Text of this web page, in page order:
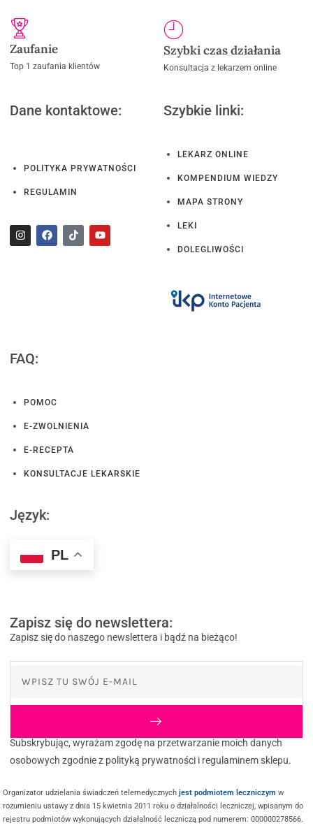
Zaufanie
Top 1 zaufania klientów
Szybki czas działania
Konsultacja z lekarzem online
Dane kontaktowe:
POLITYKA PRYWATNOŚCI
REGULAMIN
Szybkie linki:
LEKARZ ONLINE
KOMPENDIUM WIEDZY
MAPA STRONY
LEKI
DOLEGLIWOŚCI
FAQ:
POMOC
E-ZWOLNIENIA
E-RECEPTA
KONSULTACJE LEKARSKIE
Język:
PL
Zapisz się do newslettera:
Zapisz się do naszego newslettera i bądź na bieżąco!
Subskrybując, wyrażam zgodę na przetwarzanie moich danych
osobowych zgodnie z polityką prywatności i regulaminem sklepu.
Organizator udzielania świadczeń telemedycznychjest podmiotem leczniczym w
rozumieniu ustawy z dnia 15 kwietnia 2011 roku o działalności leczniczej, wpisanym do
rejestru podmiotów wykonujących działalność leczniczą pod numerem: 000000278566.